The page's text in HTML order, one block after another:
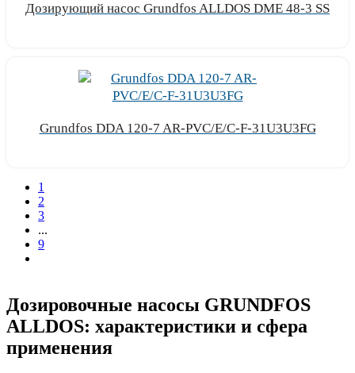
Дозирующий насос Grundfos ALLDOS DME 48-3 SS
Grundfos DDA 120-7 AR-PVC/E/C-F-31U3U3FG
1
2
3
...
9
Дозировочные насосы GRUNDFOS
ALLDOS: характеристики и сфера
применения